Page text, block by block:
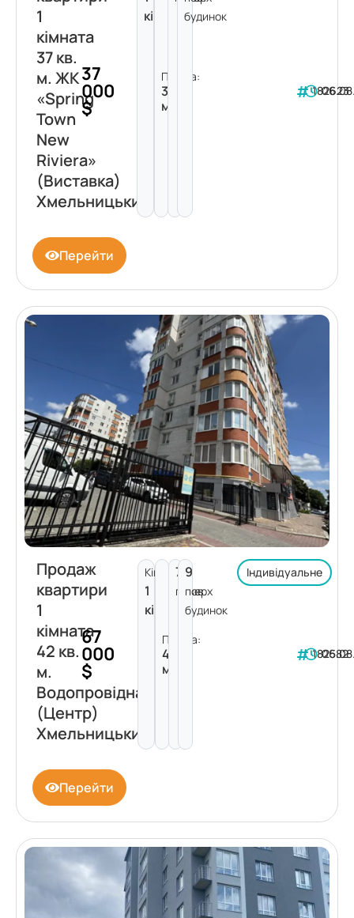
1
кімната
37 кв.
м. ЖК
«Spring
Town
New
Riviera»
(Виставка)
Хмельницький
37
000
$
кімната
Площа:
37
м²
будинок
182623
Перейти
Продаж
квартири
1
кімната
42 кв.
м.
Водопровідна
(Центр)
Хмельницький
67
000
$
Кімнат:
1
кімната
Площа:
42
м²
7
поверх
9
пов.
будинок
Індивідуальне
182582
Перейти